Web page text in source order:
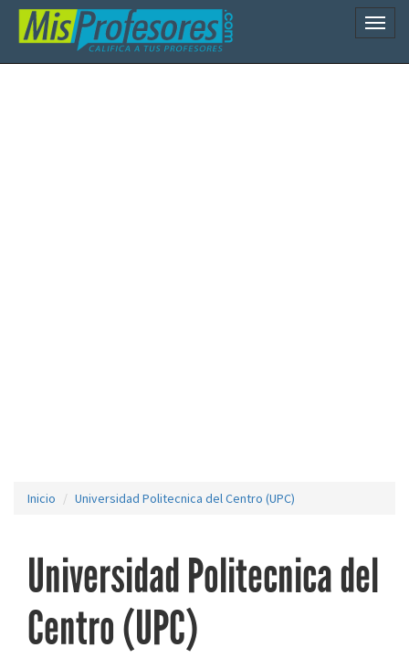
Inicio Universidad Politecnica del Centro (UPC)
Universidad Politecnica del
Centro (UPC)